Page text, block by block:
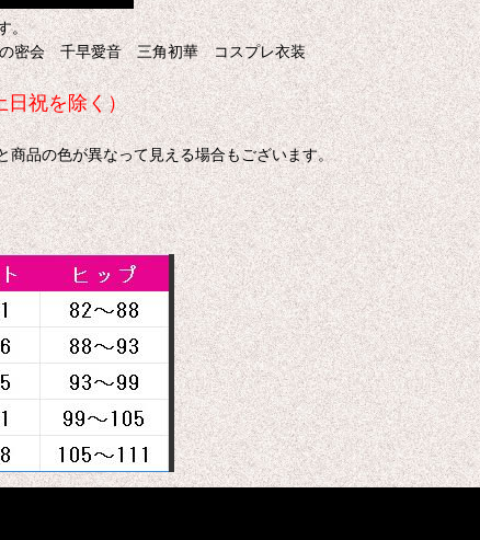
。
密会 千早愛音 三角初華 コスプレ衣装
日祝を除く）
商品の色が異なって見える場合もございます。